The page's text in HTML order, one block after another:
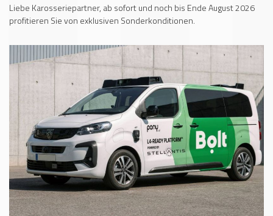
Liebe Karosseriepartner, ab sofort und noch bis Ende August 2026
profitieren Sie von exklusiven Sonderkonditionen.